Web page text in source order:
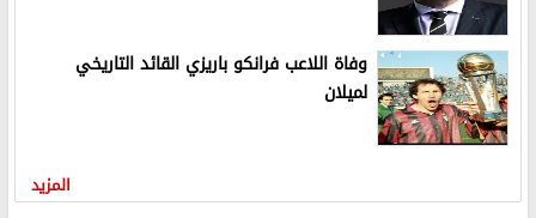
وفاة اللاعب فرانكو باريزي القائد التاريخي
لميلان
المزيد